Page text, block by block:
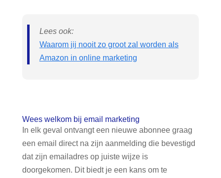
Lees ook:
Waarom jij nooit zo groot zal worden als
Amazon in online marketing
Wees welkom bij email marketing
In elk geval ontvangt een nieuwe abonnee graag
een email direct na zijn aanmelding die bevestigd
dat zijn emailadres op juiste wijze is
doorgekomen. Dit biedt je een kans om te